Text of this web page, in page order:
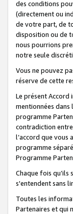
des conditions
(directement ou
de votre part, de
disposition ou de
nous pourrions
notre seule
Vous ne pouvez
réserve de cette
Le présent Accord
mentionnées
programme
contradiction
l’accord que vous
programme
Programme
Chaque fois
s'entendent sans
Toutes les
Partenaires et qui